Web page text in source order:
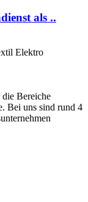
als ..
Elektro
Bereiche
Bei uns sind rund 4